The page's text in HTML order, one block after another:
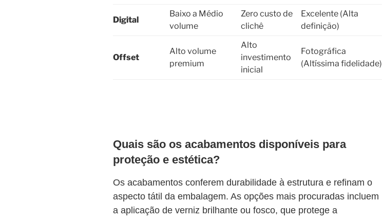
Digital
Baixo a Médio
volume
Zero custo de
clichê
Excelente (Alta
definição)
Offset
Alto volume
premium
Alto
investimento
inicial
Fotográfica
(Altíssima fidelidade)
Quais são os acabamentos disponíveis para
proteção e estética?
Os acabamentos conferem durabilidade à estrutura e refinam o
aspecto tátil da embalagem. As opções mais procuradas incluem
a aplicação de verniz brilhante ou fosco, que protege a